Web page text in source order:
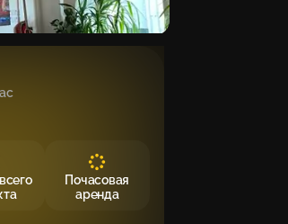
Почасовая
аренда